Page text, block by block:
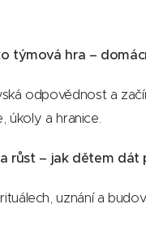
týmová hra –
odpovědnost a
úkoly a hranice.
růst – jak dětem
uznání a